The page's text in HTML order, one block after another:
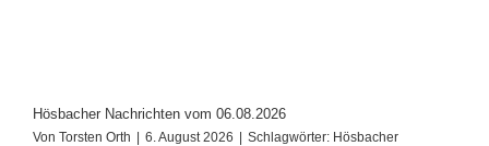
Hösbacher Nachrichten vom 06.08.2026
Von Torsten Orth | 6. August 2026 | Schlagwörter: Hösbacher